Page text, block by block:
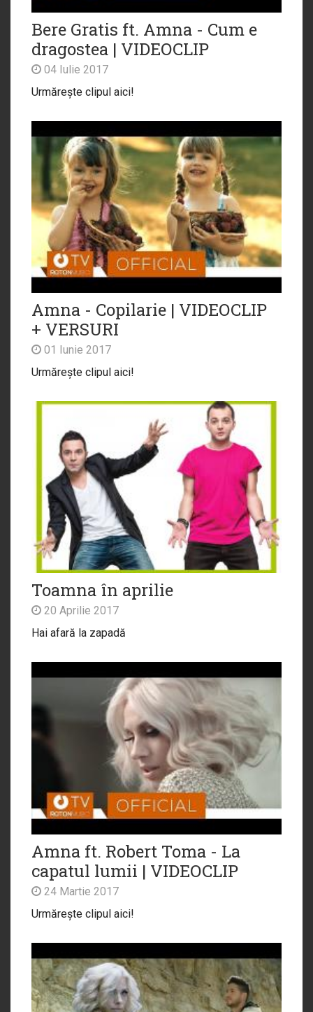
Bere Gratis ft. Amna - Cum e
dragostea | VIDEOCLIP
04 Iulie 2017
Urmărește clipul aici!
Amna - Copilarie | VIDEOCLIP
+ VERSURI
01 Iunie 2017
Urmărește clipul aici!
Toamna în aprilie
20 Aprilie 2017
Hai afară la zapadă
Amna ft. Robert Toma - La
capatul lumii | VIDEOCLIP
24 Martie 2017
Urmărește clipul aici!